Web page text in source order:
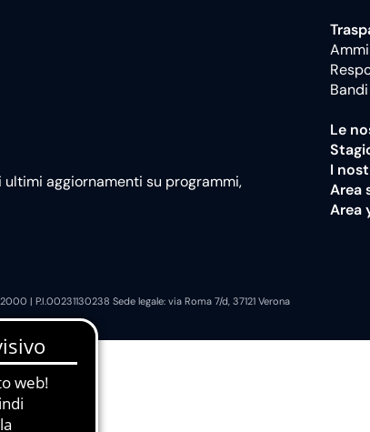
aggiornamenti su programmi,
Le
I
Area
Area
| P.I.00231130238 Sede legale: via Roma 7/d, 37121 Verona